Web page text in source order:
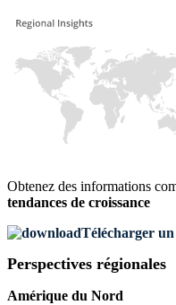
Obtenez des informations
tendances de croissance
Télécharger
Perspectives régionales
Amérique du Nord